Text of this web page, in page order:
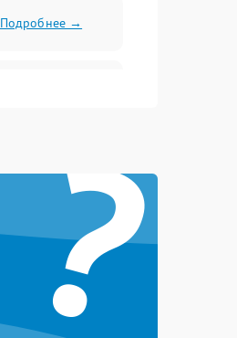
Подробнее →
Подробнее →
?